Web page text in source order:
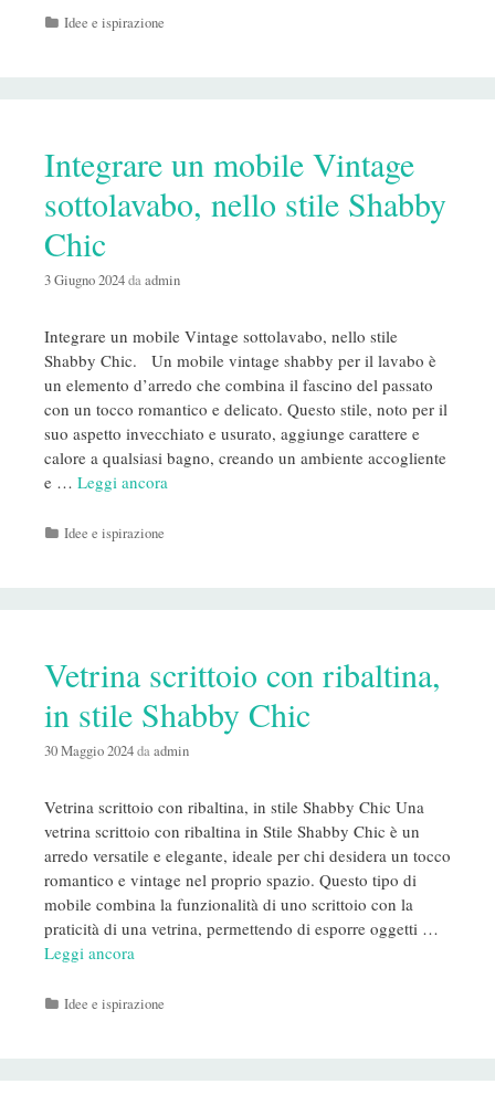
Categorie
Idee e ispirazione
Integrare un mobile Vintage
sottolavabo, nello stile Shabby
Chic
3 Giugno 2024daadmin
Integrare un mobile Vintage sottolavabo, nello stile
Shabby Chic. Un mobile vintage shabby per il lavabo è
un elemento d’arredo che combina il fascino del passato
con un tocco romantico e delicato. Questo stile, noto per il
suo aspetto invecchiato e usurato, aggiunge carattere e
calore a qualsiasi bagno, creando un ambiente accogliente
e … Leggi ancora
Categorie
Idee e ispirazione
Vetrina scrittoio con ribaltina,
in stile Shabby Chic
30 Maggio 2024daadmin
Vetrina scrittoio con ribaltina, in stile Shabby Chic Una
vetrina scrittoio con ribaltina in Stile Shabby Chic è un
arredo versatile e elegante, ideale per chi desidera un tocco
romantico e vintage nel proprio spazio. Questo tipo di
mobile combina la funzionalità di uno scrittoio con la
praticità di una vetrina, permettendo di esporre oggetti …
Leggi ancora
Categorie
Idee e ispirazione